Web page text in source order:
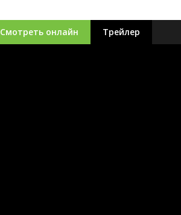
Смотреть онлайн Трейлер